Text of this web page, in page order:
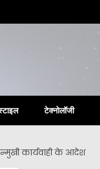
टेक्नोलॉजी
कार्यवाही के आदेश